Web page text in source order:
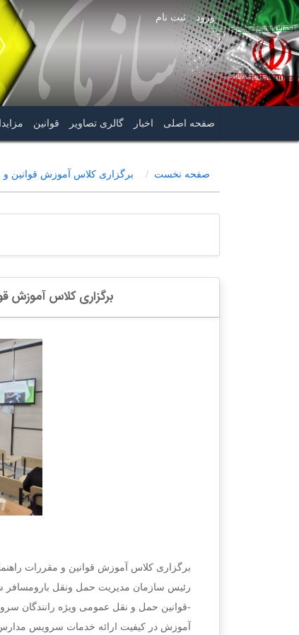
ورود ثبت نام
صفحه اصلی اخبار گالری تصاویر قوانین
صفحه نخست برگزاری کلاس آموزش قوانین
برگزاری کلاس آموزش
برگزاری کلاس آموزش قوانین و مقررات
رئیس سازمان مدیریت حمل ونقل بارومسافر
-قوانین حمل و نقل عمومی ویژه رانندگان
آموزش در کیفیت ارائه خدمات سرویس